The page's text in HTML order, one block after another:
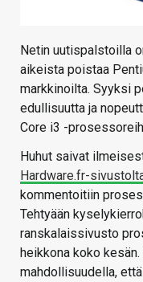
Netin uutispalstoilla
aikeista poistaa
markkinoilta. Syyksi
edullisuutta ja
Core i3 -
Huhut saivat
Hardware.fr-
kommentoitiin
Tehtyään
ranskalaissivusto
heikkona koko
mahdollisuudella,